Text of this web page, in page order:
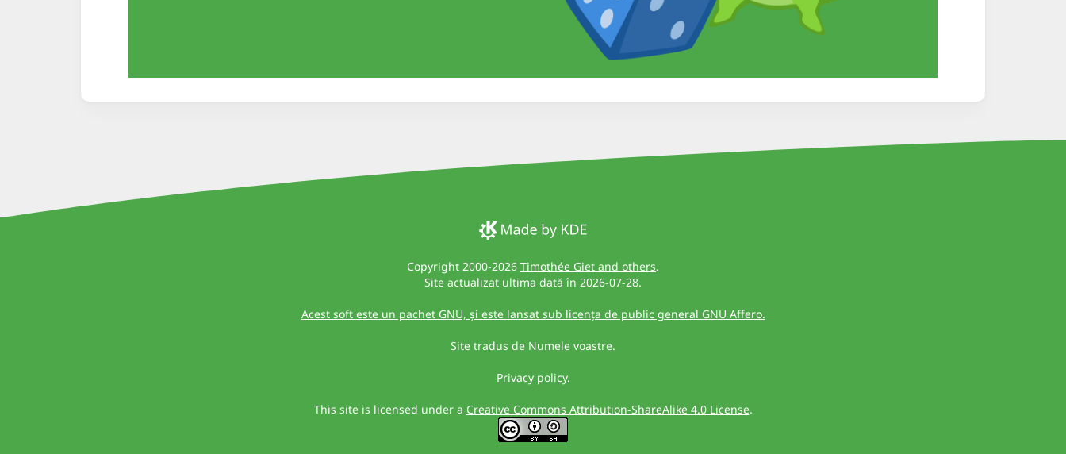
Copyright 2000-2026 Timothée Giet and others.
Site actualizat ultima dată în 2026-07-28.
Acest soft este un pachet GNU, și este lansat sub licența de public general GNU Affero.
Site tradus de Numele voastre.
Privacy policy.
This site is licensed under a Creative Commons Attribution-ShareAlike 4.0 License.